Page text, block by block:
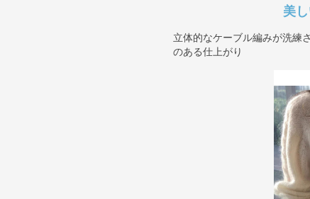
美
立体的なケーブル編みが洗練
のある仕上がり